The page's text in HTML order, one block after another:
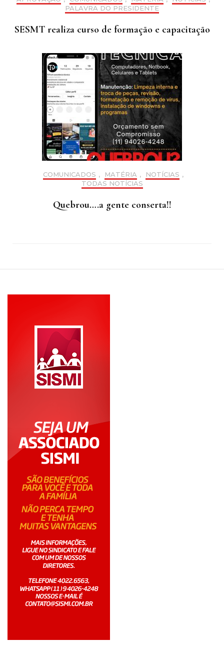
PALAVRA DO PRESIDENTE
SESMT realiza curso de formação e capacitação
COMUNICADOS , MATÉRIA , NOTÍCIAS ,
TODAS NOTÍCIAS
Quebrou….a gente conserta!!